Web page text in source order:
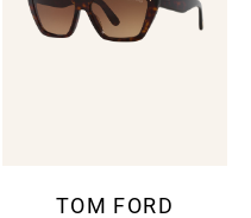
TOM FORD